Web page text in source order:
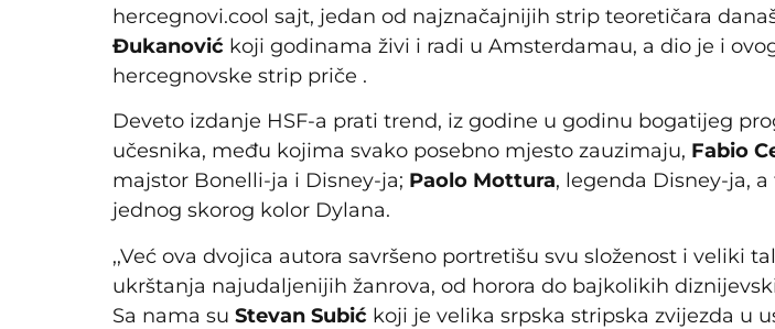
hercegnovi.cool sajt, jedan od najznačajnijih strip teoretičara
Đukanović koji godinama živi i radi u Amsterdamau, a dio je i
hercegnovske strip priče .
Deveto izdanje HSF-a prati trend, iz godine u godinu bogatijeg
učesnika, među kojima svako posebno mjesto zauzimaju, Fabio
majstor Bonelli-ja i Disney-ja; Paolo Mottura, legenda Disney-ja,
jednog skorog kolor Dylana.
,,Već ova dvojica autora savršeno portretišu svu složenost i veliki
ukrštanja najudaljenijih žanrova, od horora do bajkolikih
Sa nama su Stevan Subić koji je velika srpska stripska zvijezda u